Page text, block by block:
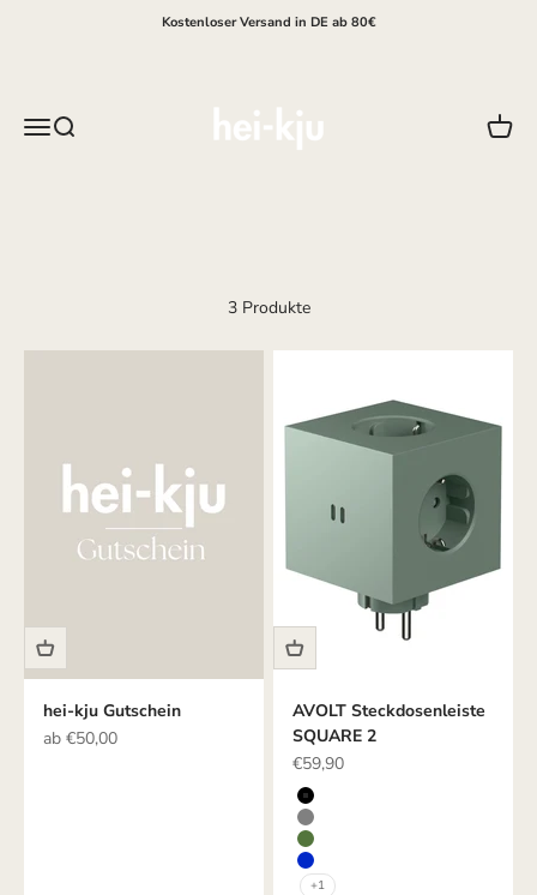
Kostenloser Versand in DE ab 80€
MenüSuche
3 Produkte
hei-kju Gutschein
Angebot
ab €50,00
AVOLT Steckdosenleiste
SQUARE 2
Angebot
€59,90
Farbe
SCHWARZ
GRAU
GRÜN
BLAU
+1